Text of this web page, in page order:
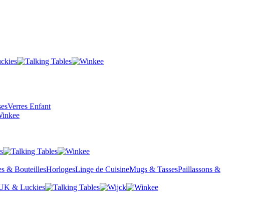
Verres Enfant
& BouteillesHorlogesLinge de CuisineMugs & TassesPaillassons &